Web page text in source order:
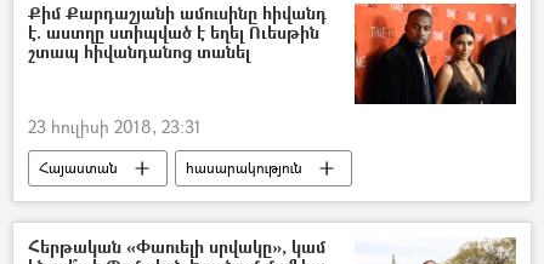
Քիմ Քարդաշյանի ամուսինը հիվանդ
է. աստղը ստիպված է եղել Ուեսթին
շտապ հիվանդանոց տանել
23 հուլիսի 2018, 23:31
Հայաստան
հասարակություն
Արցախ
Ամերիկայի Միացյալ Նահանգներ
Քիմ Քարդաշյան
Հերթական «Փաուելի սրվակը», կամ